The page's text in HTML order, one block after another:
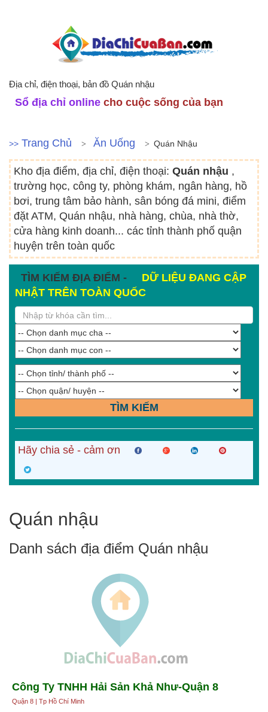
Địa chỉ, điện thoại, bản đồ Quán nhậu
Sổ địa chỉ online cho cuộc sống của bạn
>> Trang Chủ Ăn Uống Quán Nhậu
Kho địa điểm, địa chỉ, điện thoại: Quán nhậu ,
trường học, công ty, phòng khám, ngân hàng, hồ
bơi, trung tâm bảo hành, sân bóng đá mini, điểm
đặt ATM, Quán nhậu, nhà hàng, chùa, nhà thờ,
cửa hàng kinh doanh... các tỉnh thành phố quận
huyện trên toàn quốc
TÌM KIẾM ĐỊA ĐIỂM -
DỮ LIỆU ĐANG CẬP
NHẬT TRÊN TOÀN QUỐC
TÌM KIẾM
Hãy chia sẻ - cảm ơn
Quán nhậu
Danh sách địa điểm Quán nhậu
Công Ty TNHH Hải Sản Khả Như-Quận 8
Quận 8 | Tp Hồ Chí Minh